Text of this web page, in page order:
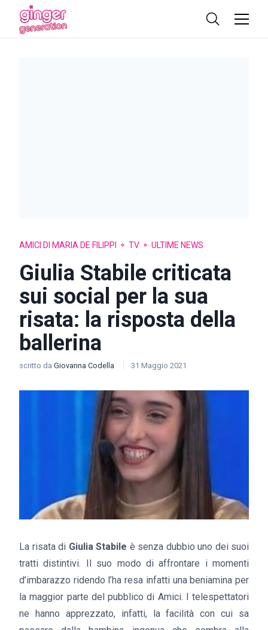
AMICI DI MARIA DE FILIPPI TV ULTIME NEWS
Giulia Stabile criticata
sui social per la sua
risata: la risposta della
ballerina
scritto da Giovanna Codella 31 Maggio 2021
La risata di Giulia Stabile è senza dubbio uno dei suoi
tratti distintivi. Il suo modo di affrontare i momenti
d’imbarazzo ridendo l’ha resa infatti una beniamina per
la maggior parte del pubblico di Amici. I telespettatori
ne hanno apprezzato, infatti, la facilità con cui sa